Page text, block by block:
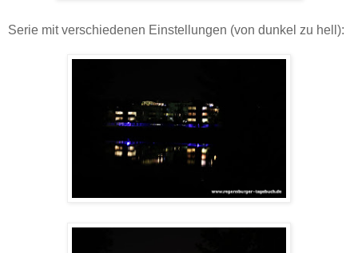
Serie mit verschiedenen Einstellungen (von dunkel zu hell):